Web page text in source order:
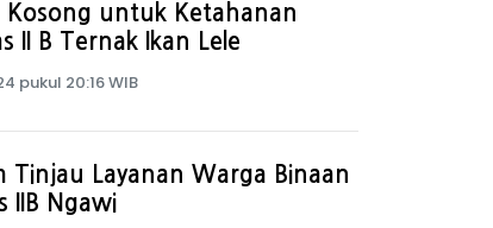
Kosong untuk Ketahanan
II B Ternak Ikan Lele
pukul 20:16 WIB
Tinjau Layanan Warga Binaan
IIB Ngawi